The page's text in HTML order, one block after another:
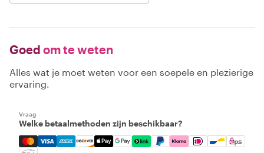
Goed om te weten
Alles wat je moet weten voor een soepele en plezierige
ervaring.
Vraag
Welke betaalmethoden zijn beschikbaar?
Mastercard, Visa, Amex, Discover, Apple Pay, Google